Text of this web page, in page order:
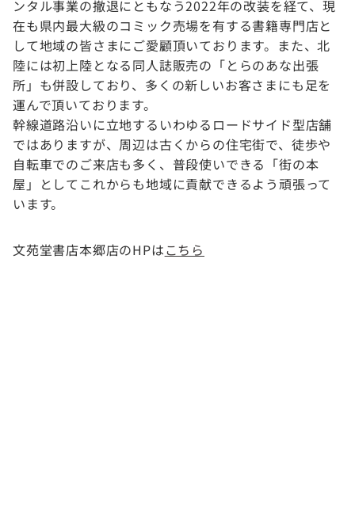
ンタル事業の撤退にともなう2022年の改装を経て、現
在も県内最大級のコミック売場を有する書籍専門店と
して地域の皆さまにご愛顧頂いております。また、北
陸には初上陸となる同人誌販売の「とらのあな出張
所」も併設しており、多くの新しいお客さまにも足を
運んで頂いております。
幹線道路沿いに立地するいわゆるロードサイド型店舗
ではありますが、周辺は古くからの住宅街で、徒歩や
自転車でのご来店も多く、普段使いできる「街の本
屋」としてこれからも地域に貢献できるよう頑張って
います。
文苑堂書店本郷店のHPはこちら